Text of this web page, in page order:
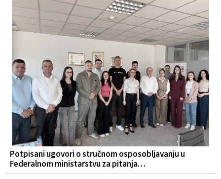
Potpisani ugovori o stručnom osposobljavanju u
Federalnom ministarstvu za pitanja…